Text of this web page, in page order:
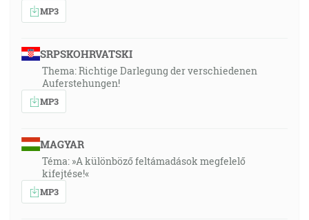
MP3
SRPSKOHRVATSKI
Thema: Richtige Darlegung der verschiedenen
Auferstehungen!
MP3
MAGYAR
Téma: »A különböző feltámadások megfelelő
kifejtése!«
MP3